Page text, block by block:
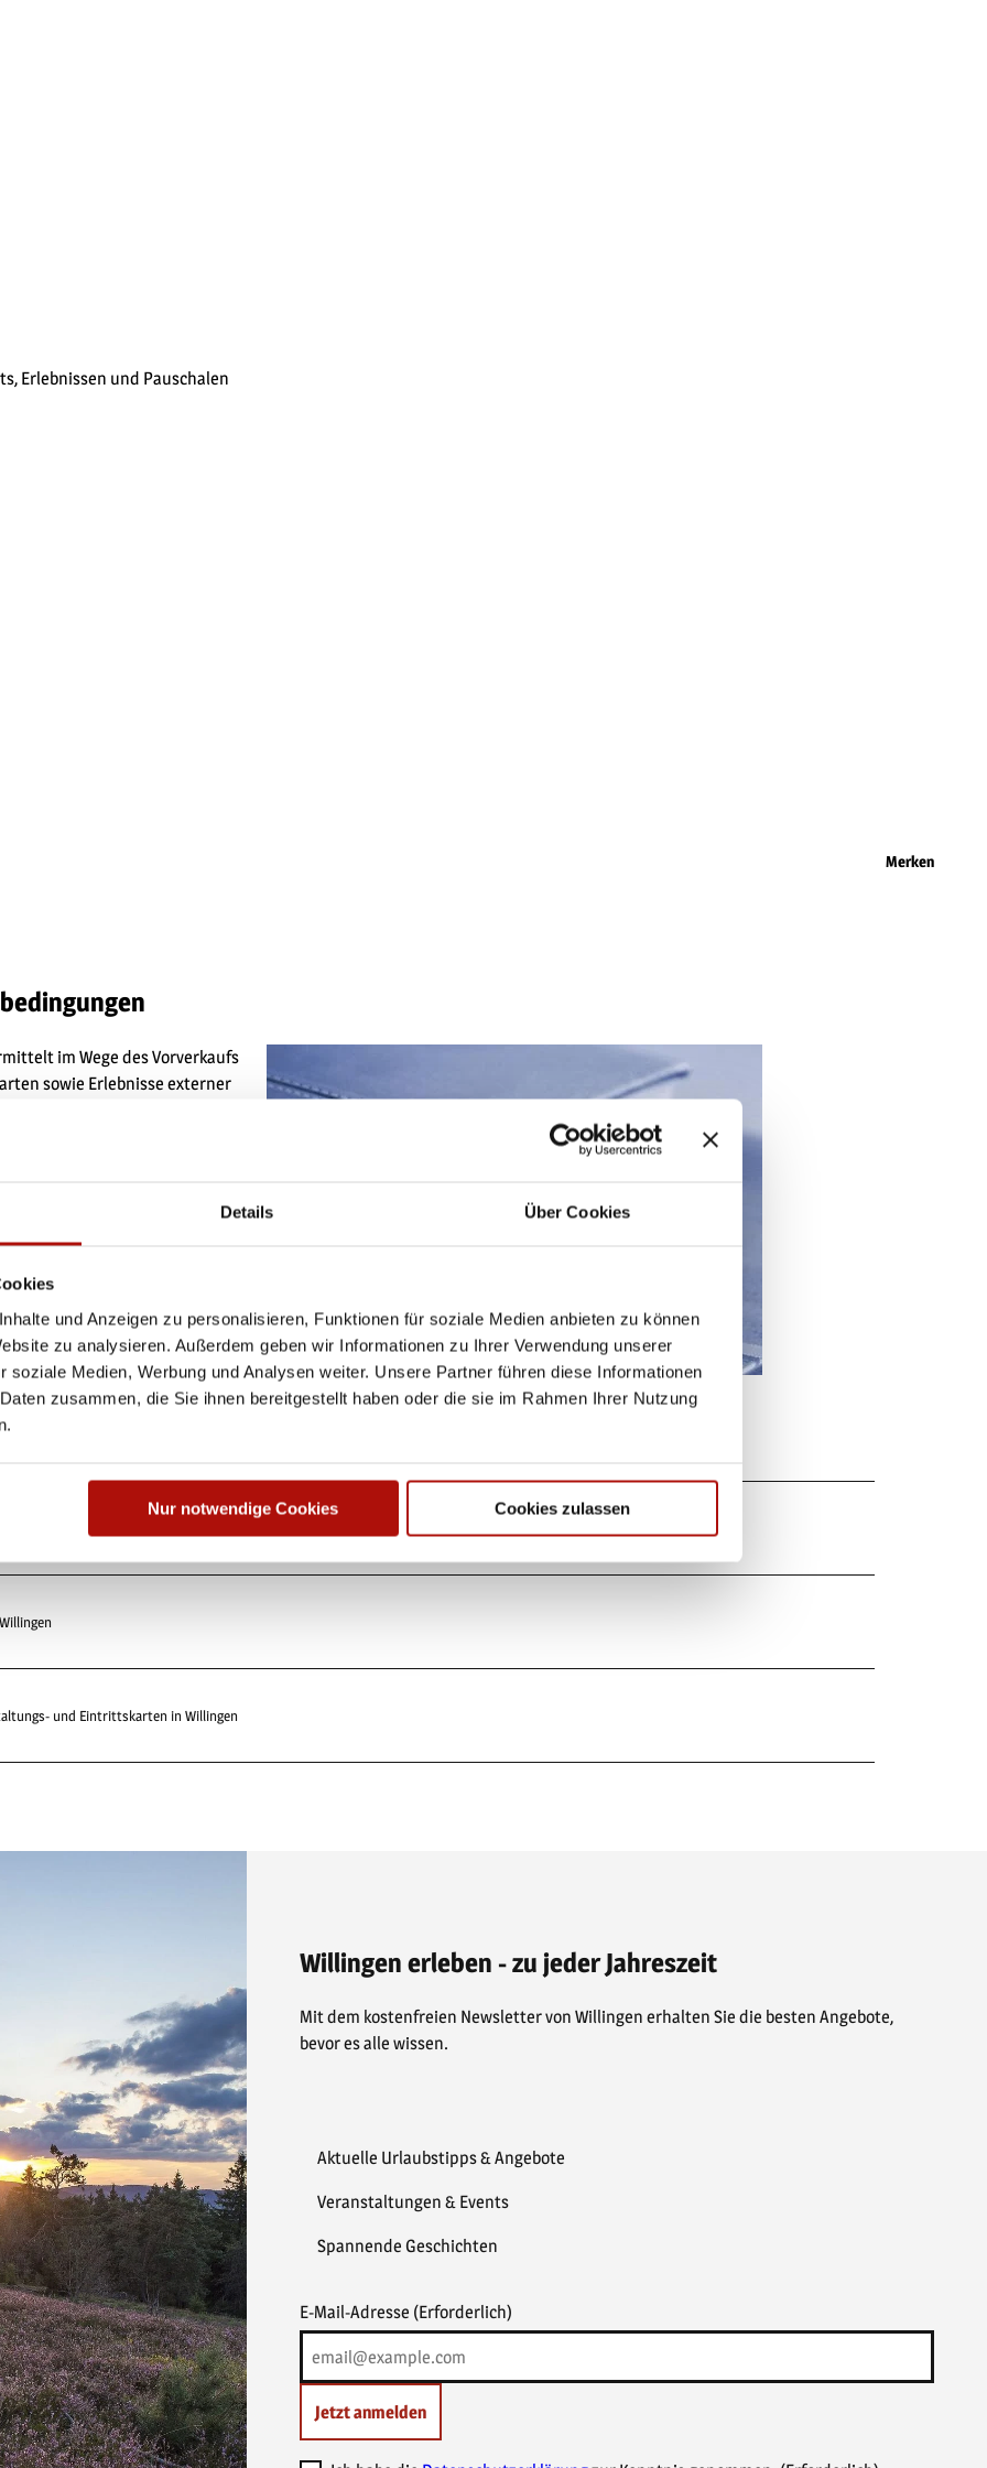
Details Über Cookies
und Anzeigen zu personalisieren, Funktionen für soziale Medien anbieten zu können
zu analysieren. Außerdem geben wir Informationen zu Ihrer Verwendung unserer
soziale Medien, Werbung und Analysen weiter. Unsere Partner führen diese Informationen
zusammen, die Sie ihnen bereitgestellt haben oder die sie im Rahmen Ihrer Nutzung
Nur notwendige Cookies Cookies zulassen
Erlebnissen und Pauschalen
Merken
© vargazs, pixabay.com
im Wege des Vorverkaufs
sowie Erlebnisse externer
tritt die Tourist-
von eigenen
Vorschriften gelten die
Bitte lesen
des
Willingen
und Eintrittskarten in Willingen
Willingen erleben - zu jeder Jahreszeit
Mit dem kostenfreien Newsletter von Willingen erhalten Sie die besten Angebote,
bevor es alle wissen.
Aktuelle Urlaubstipps & Angebote
Veranstaltungen & Events
Spannende Geschichten
E-Mail-Adresse (Erforderlich)
Jetzt anmelden